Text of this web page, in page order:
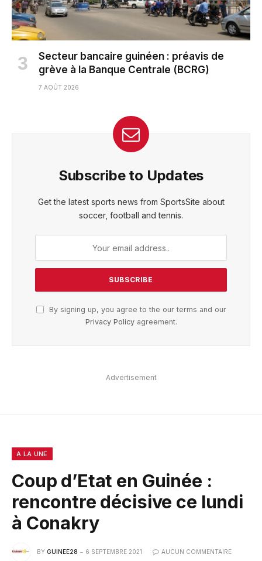
Secteur bancaire guinéen : préavis de
grève à la Banque Centrale (BCRG)
7 AOÛT 2026
Subscribe to Updates
Get the latest sports news from SportsSite about
soccer, football and tennis.
By signing up, you agree to the our terms and our
Privacy Policyagreement.
Advertisement
A LA UNE
Coup d’Etat en Guinée :
rencontre décisive ce lundi
à Conakry
BY GUINEE28 6 SEPTEMBRE 2021 AUCUN COMMENTAIRE